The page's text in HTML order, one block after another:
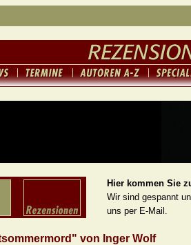
Hier kommen Sie
Wir sind gespannt
uns per E-Mail.
von Inger Wolf